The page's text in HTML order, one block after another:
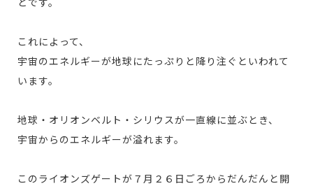
これによって、
宇宙のエネルギーが地球にたっぷりと降り注ぐといわれて
います。
地球・オリオンベルト・シリウスが一直線に並ぶとき、
宇宙からのエネルギーが溢れます。
このライオンズゲートが７月２６日ごろからだんだんと開